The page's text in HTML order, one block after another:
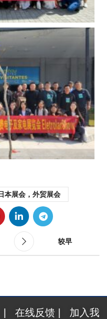
本展会，外贸展会
较早
在线反馈| 加入我